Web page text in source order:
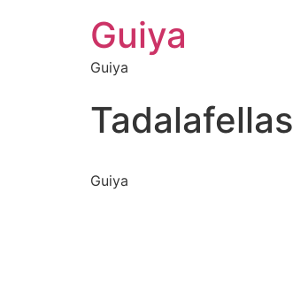
Guiya
Guiya
Tadalafellas
Guiya